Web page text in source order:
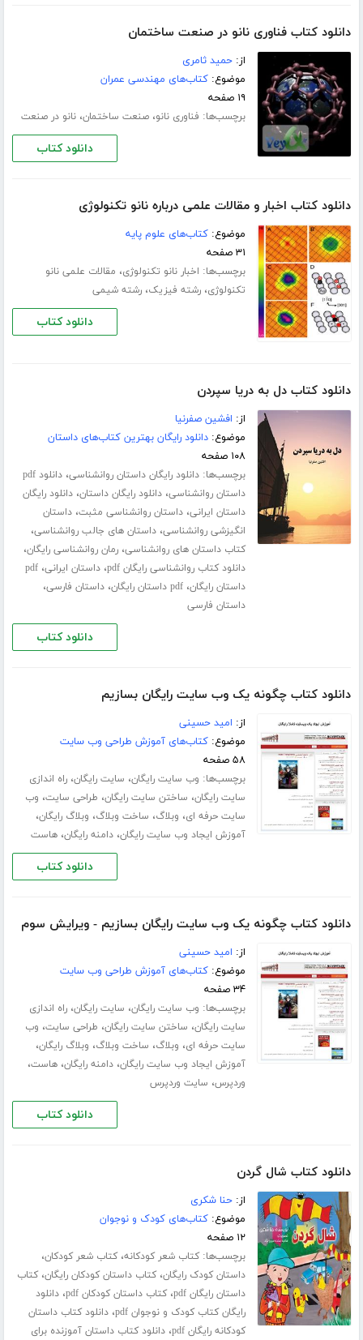
دانلود کتاب فناوری نانو در صنعت ساختمان
از:حمید ثامری
موضوع:کتاب‌های مهندسی عمران
۱۹ صفحه
برچسب‌ها: فناوری نانو،صنعت ساختمان،نانو در صنعت
دانلود کتاب
دانلود کتاب اخبار و مقالات علمی درباره نانو تکنولوژی
موضوع:کتاب‌های علوم پایه
۳۱ صفحه
برچسب‌ها: اخبار نانو تکنولوژی، مقالات علمی نانو
تکنولوژی،رشته فیزیک،رشته شیمی
دانلود کتاب
دانلود کتاب دل به دریا سپردن
از: افشین صفرنیا
موضوع:دانلود رایگان بهترین کتاب‌های داستان
۱۰۸ صفحه
برچسب‌ها:دانلود رایگان داستان روانشناسی،
دانلود pdf
داستان روانشناسی،دانلود رایگان داستان،دانلود رایگان
داستان ایرانی،داستان روانشناسی مثبت،داستان
انگیزشی روانشناسی،داستان های جالب روانشناسی،
کتاب داستان های روانشناسی،رمان روانشناسی رایگان،
دانلود کتاب روانشناسی رایگان pdf ،داستان ایرانی،pdf
داستان رایگان،pdf داستان رایگان ،داستان فارسی،
داستان فارسی
دانلود کتاب
دانلود کتاب چگونه یک وب سایت رایگان بسازیم
از: امید حسینی
موضوع:کتاب‌های آموزش طراحی وب سایت
۵۸ صفحه
برچسب‌ها: وب سایت رایگان، سایت رایگان،راه اندازی
سایت رایگان، ساختن سایت رایگان، طراحی سایت، وب
سایت حرفه ای، وبلاگ، ساخت وبلاگ، وبلاگ رایگان،
آموزش ایجاد وب سایت رایگان،دامنه رایگان،هاست
دانلود کتاب
دانلود کتاب چگونه یک وب سایت رایگان بسازیم - ویرایش سوم
از: امید حسینی
موضوع:کتاب‌های آموزش طراحی وب سایت
۳۴ صفحه
برچسب‌ها: وب سایت رایگان، سایت رایگان،راه اندازی
سایت رایگان، ساختن سایت رایگان، طراحی سایت، وب
سایت حرفه ای، وبلاگ، ساخت وبلاگ، وبلاگ رایگان،
آموزش ایجاد وب سایت رایگان،دامنه رایگان،هاست،
وردپرس، سایت وردپرس
دانلود کتاب
دانلود کتاب شال گردن
از:حنا شکری
موضوع:کتاب‌های کودک و نوجوان
۱۲ صفحه
برچسب‌ها:کتاب شعر کودکانه،کتاب شعر کودکان،
داستان کودک رایگان،کتاب داستان کودکان رایگان،کتاب
داستان رایگان pdf
،کتاب داستان کودکان pdf ،دانلود
رایگان کتاب کودک و نوجوان pdf
،دانلود کتاب داستان
کودکانه رایگان pdf
،دانلود کتاب داستان آموزنده برای